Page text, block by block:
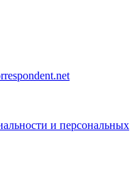
и персональных